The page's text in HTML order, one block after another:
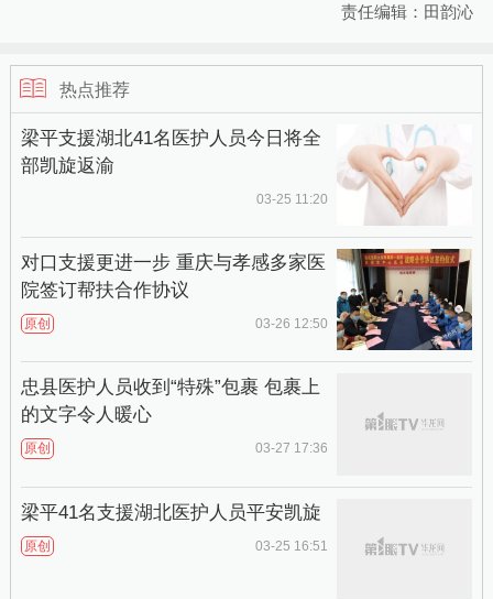
责任编辑：田韵沁
热点推荐
梁平支援湖北41名医护人员今日将全
部凯旋返渝
03-25 11:20
对口支援更进一步 重庆与孝感多家医
院签订帮扶合作协议
原创 03-26 12:50
忠县医护人员收到“特殊”包裹 包裹上
的文字令人暖心
原创 03-27 17:36
梁平41名支援湖北医护人员平安凯旋
原创 03-25 16:51